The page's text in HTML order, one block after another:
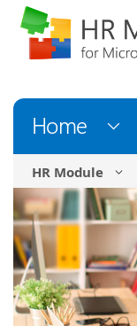
Home
HR Module